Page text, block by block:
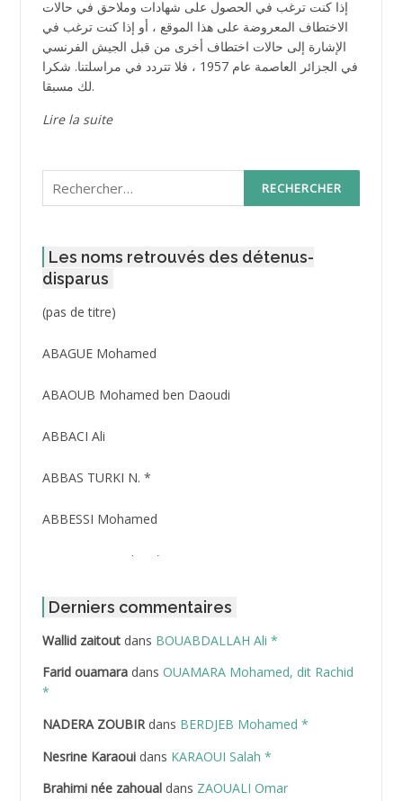
إذا كنت ترغب في الحصول على شهادات وملاحق في حالات
الاختطاف المعروضة على هذا الموقع ، أو إذا كنت ترغب في
الإشارة إلى حالات اختطاف أخرى من قبل الجيش الفرنسي
في الجزائر العاصمة عام 1957 ، فلا تتردد في مراسلتنا. شكرا
لك مسبقا.
Lire la suite
Rechercher :
Les noms retrouvés des détenus-
disparus
(pas de titre)Post
3416
ABAGUE Mohamed
ABAOUB Mohamed ben Daoudi
ABBACI Ali
ABBAS TURKI N. *
ABBESSI Mohamed
ABBOUR Azzedine *
ABDAT Amar
ABDEDDAIM Hamid
ABDELAZIZ Mohamed
ABDELHAFID Lakhdar
Derniers commentaires
Wallid zaitoutdans BOUABDALLAH Ali *
Farid ouamaradans OUAMARA Mohamed, dit Rachid
*
NADERA ZOUBIRdans BERDJEB Mohamed *
Nesrine Karaouidans KARAOUI Salah *
Brahimi née zahoualdans ZAOUALI Omar